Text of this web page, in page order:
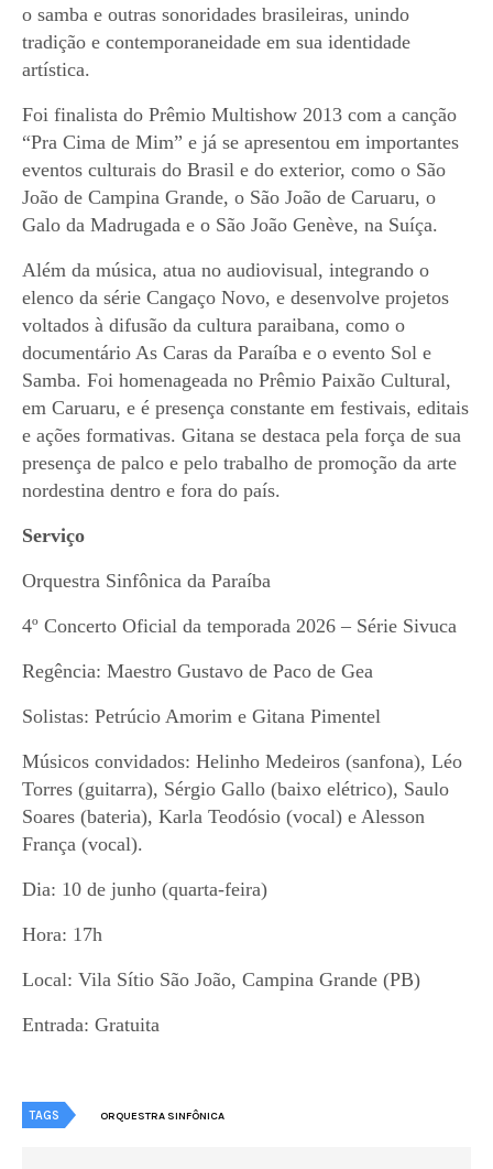
o samba e outras sonoridades brasileiras, unindo
tradição e contemporaneidade em sua identidade
artística.
Foi finalista do Prêmio Multishow 2013 com a canção
“Pra Cima de Mim” e já se apresentou em importantes
eventos culturais do Brasil e do exterior, como o São
João de Campina Grande, o São João de Caruaru, o
Galo da Madrugada e o São João Genève, na Suíça.
Além da música, atua no audiovisual, integrando o
elenco da série Cangaço Novo, e desenvolve projetos
voltados à difusão da cultura paraibana, como o
documentário As Caras da Paraíba e o evento Sol e
Samba. Foi homenageada no Prêmio Paixão Cultural,
em Caruaru, e é presença constante em festivais, editais
e ações formativas. Gitana se destaca pela força de sua
presença de palco e pelo trabalho de promoção da arte
nordestina dentro e fora do país.
Serviço
Orquestra Sinfônica da Paraíba
4º Concerto Oficial da temporada 2026 – Série Sivuca
Regência: Maestro Gustavo de Paco de Gea
Solistas: Petrúcio Amorim e Gitana Pimentel
Músicos convidados:Helinho Medeiros (sanfona), Léo
Torres (guitarra), Sérgio Gallo (baixo elétrico), Saulo
Soares (bateria), Karla Teodósio (vocal) e Alesson
França (vocal).
Dia: 10 de junho (quarta-feira)
Hora: 17h
Local: Vila Sítio São João, Campina Grande (PB)
Entrada: Gratuita
TAGS ORQUESTRA SINFÔNICA